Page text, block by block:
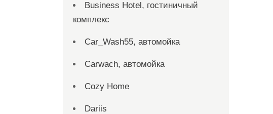
Business Hotel, гостиничный
комплекс
Car_Wash55, автомойка
Carwach, автомойка
Cozy Home
Dariis